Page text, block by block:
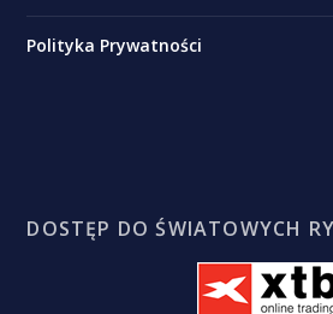
Polityka Prywatności
DOSTĘP DO ŚWIATOWYCH